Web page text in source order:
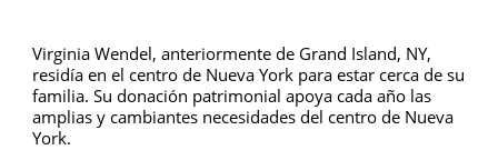
Virginia Wendel, anteriormente de Grand Island, NY,
residía en el centro de Nueva York para estar cerca de su
familia. Su donación patrimonial apoya cada año las
amplias y cambiantes necesidades del centro de Nueva
York.